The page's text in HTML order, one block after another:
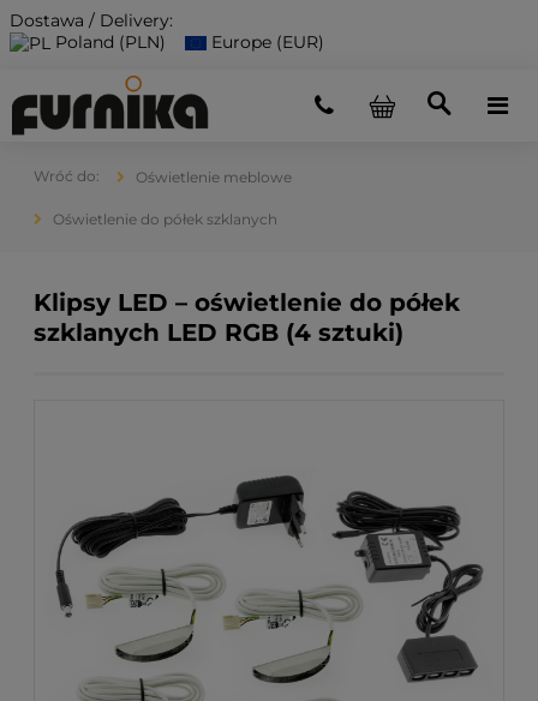
Dostawa / Delivery:
Poland (PLN)
Europe (EUR)
Oświetlenie meblowe
Oświetlenie do półek szklanych
Klipsy LED – oświetlenie do półek
szklanych LED RGB (4 sztuki)